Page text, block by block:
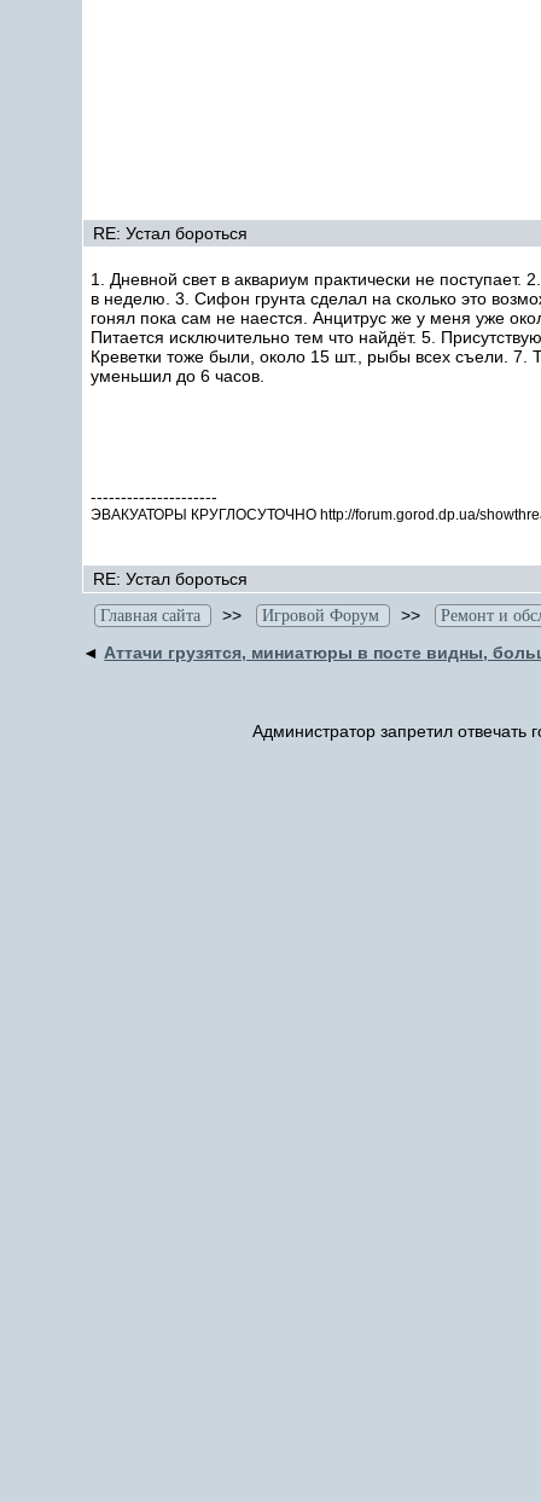
RE: Устал бороться
1. Дневной свет в аквариум практически не
в неделю. 3. Сифон грунта сделал на сколько это
гонял пока сам не наестся. Анцитрус же у меня уже
Питается исключительно тем что найдёт. 5.
Креветки тоже были, около 15 шт., рыбы всех съели. 7.
уменьшил до 6 часов.
---------------------
ЭВАКУАТОРЫ КРУГЛОСУТОЧНО http://forum.gorod.dp.ua/
RE: Устал бороться
Главная сайта >> Игровой Форум >> Ремонт и
◄ Аттачи грузятся, миниатюры в посте видны,
Администратор запретил